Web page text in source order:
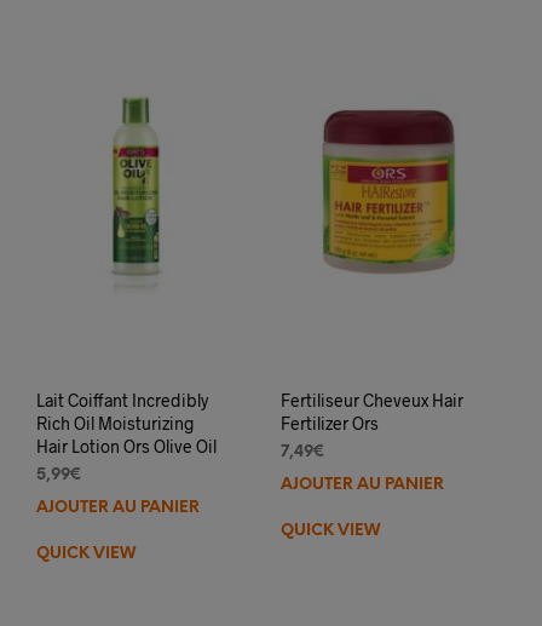
Lait Coiffant Incredibly
Rich Oil Moisturizing
Hair Lotion Ors Olive Oil
5,99€
AJOUTER AU PANIER
QUICK VIEW
Fertiliseur Cheveux Hair
Fertilizer Ors
7,49€
AJOUTER AU PANIER
QUICK VIEW